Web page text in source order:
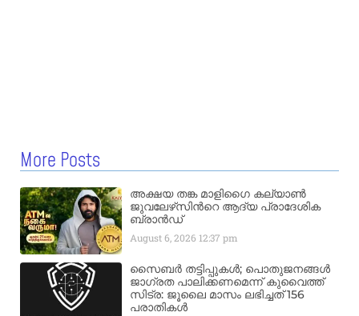
More Posts
അക്ഷയ തങ്ക മാളിഗൈ കല്യാണ്‍
ജുവലേഴ്‌സിന്‍റെ ആദ്യ പ്രാദേശിക
ബ്രാന്‍ഡ്
August 6, 2026 12:37 pm
സൈബർ തട്ടിപ്പുകൾ; പൊതുജനങ്ങൾ
ജാഗ്രത പാലിക്കണമെന്ന് കുവൈത്ത്
സിട്ര: ജൂലൈ മാസം ലഭിച്ചത് 156
പരാതികൾ